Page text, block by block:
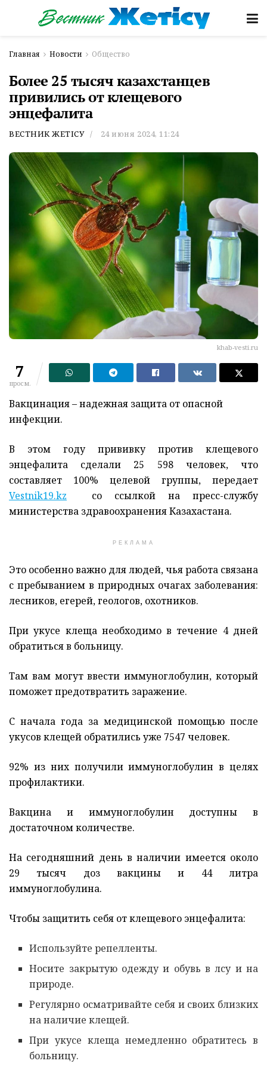
Главная Новости Общество
Более 25 тысяч казахстанцев
привились от клещевого
энцефалита
ВЕСТНИК ЖЕТІСУ 24 июня 2024, 11:24
khab-vesti.ru
7
просм.
Вакцинация – надежная защита от опасной
инфекции.
В этом году прививку против клещевого
энцефалита сделали 25 598 человек, что
составляет 100% целевой группы, передает
Vestnik19.kz со ссылкой на пресс-службу
министерства здравоохранения Казахастана.
РЕКЛАМА
Это особенно важно для людей, чья работа связана
с пребыванием в природных очагах заболевания:
лесников, егерей, геологов, охотников.
При укусе клеща необходимо в течение 4 дней
обратиться в больницу.
Там вам могут ввести иммуноглобулин, который
поможет предотвратить заражение.
С начала года за медицинской помощью после
укусов клещей обратились уже 7547 человек.
92% из них получили иммуноглобулин в целях
профилактики.
Вакцина и иммуноглобулин доступны в
достаточном количестве.
На сегодняшний день в наличии имеется около
29 тысяч доз вакцины и 44 литра
иммуноглобулина.
Чтобы защитить себя от клещевого энцефалита:
Используйте репелленты.
Носите закрытую одежду и обувь в лсу и на
природе.
Регулярно осматривайте себя и своих близких
на наличие клещей.
При укусе клеща немедленно обратитесь в
больницу.